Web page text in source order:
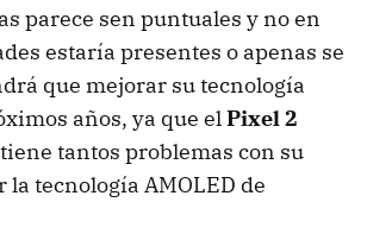
parece sen puntuales y no en
estaría presentes o apenas se
que mejorar su tecnología
años, ya que elPixel 2
tantos problemas con su
la tecnología AMOLED de